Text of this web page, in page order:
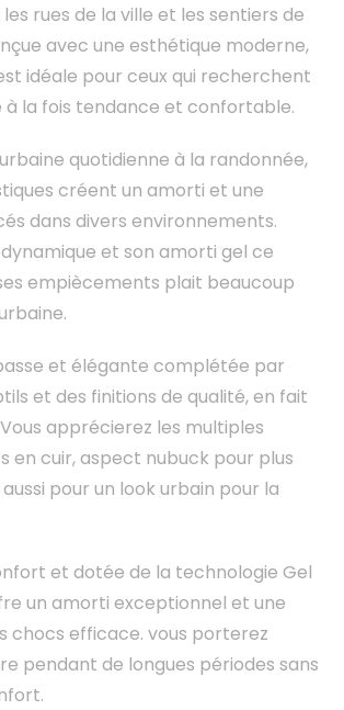
rues de la ville et les sentiers de
avec une esthétique moderne,
idéale pour ceux qui recherchent
à la fois tendance et confortable.
quotidienne à la randonnée,
créent un amorti et une
dans divers environnements.
et son amorti gel ce
empiècements plait beaucoup
et élégante complétée par
et des finitions de qualité, en fait
apprécierez les multiples
en cuir, aspect nubuck pour plus
pour un look urbain pour la
et dotée de la technologie Gel
un amorti exceptionnel et une
chocs efficace. vous porterez
pendant de longues périodes sans